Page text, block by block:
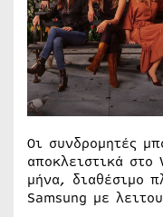
Οι συνδρομητές
αποκλειστικά
μήνα, διαθέσιμο
Samsung με